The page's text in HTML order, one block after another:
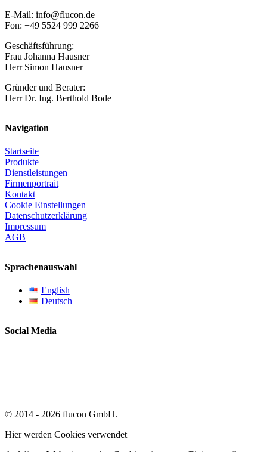
E-Mail: info@flucon.de
Fon: +49 5524 999 2266
Geschäftsführung:
Frau Johanna Hausner
Herr Simon Hausner
Gründer und Berater:
Herr Dr. Ing. Berthold Bode
Navigation
Startseite
Produkte
Dienstleistungen
Firmenportrait
Kontakt
Cookie Einstellungen
Datenschutzerklärung
Impressum
AGB
Sprachenauswahl
English
Deutsch
Social Media
© 2014 - 2026 flucon GmbH.
Hier werden Cookies verwendet